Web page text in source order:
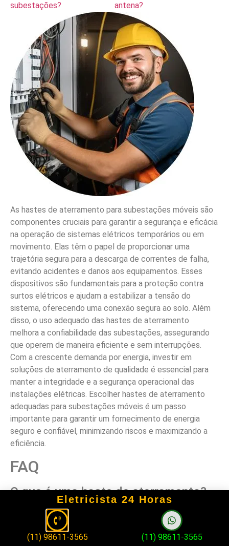
subestações?
antena?
As hastes de aterramento para subestações móveis são
componentes cruciais para garantir a segurança e eficácia
na operação de sistemas elétricos temporários ou em
movimento. Elas têm o papel de proporcionar uma
trajetória segura para a descarga de correntes de falha,
evitando acidentes e danos aos equipamentos. Esses
dispositivos são fundamentais para a proteção contra
surtos elétricos e ajudam a estabilizar a tensão do
sistema, oferecendo uma conexão segura ao solo. Além
disso, o uso adequado das hastes de aterramento
melhora a confiabilidade das subestações, assegurando
que operem de maneira eficiente e sem interrupções.
Com a crescente demanda por energia, investir em
soluções de aterramento de qualidade é essencial para
manter a integridade e a segurança operacional das
instalações elétricas. Escolher hastes de aterramento
adequadas para subestações móveis é um passo
importante para garantir um fornecimento de energia
seguro e confiável, minimizando riscos e maximizando a
eficiência.
FAQ
O que é uma haste de aterramento?
A haste de aterramento é um dispositivo metálico,
geralmente feito de cobre ou aço, que se liga ao sistema
elétrico e é cravado no solo, permitindo a dissipação de
Eletricista 24 Horas
(11) 98611-3565 (11) 98611-3565